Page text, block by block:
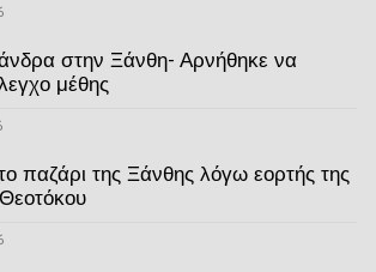
στην Ξάνθη- Αρνήθηκε να
μέθης
παζάρι της Ξάνθης λόγω εορτής της